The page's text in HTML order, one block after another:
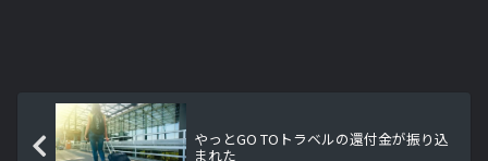
やっとGO TOトラベルの還付金が振り込
まれた